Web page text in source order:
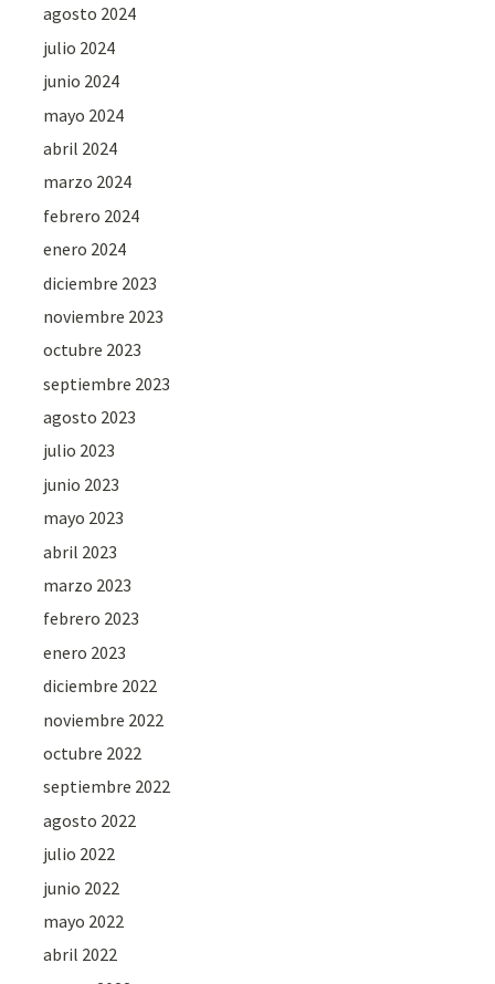
agosto 2024
julio 2024
junio 2024
mayo 2024
abril 2024
marzo 2024
febrero 2024
enero 2024
diciembre 2023
noviembre 2023
octubre 2023
septiembre 2023
agosto 2023
julio 2023
junio 2023
mayo 2023
abril 2023
marzo 2023
febrero 2023
enero 2023
diciembre 2022
noviembre 2022
octubre 2022
septiembre 2022
agosto 2022
julio 2022
junio 2022
mayo 2022
abril 2022